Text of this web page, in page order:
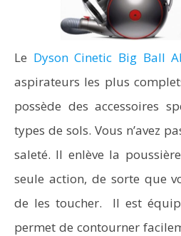
Le Dyson Cinetic Big Ball
aspirateurs les plus
possède des accessoires
types de sols. Vous n’avez
saleté. Il enlève la
seule action, de sorte que
de les toucher. Il est
permet de contourner